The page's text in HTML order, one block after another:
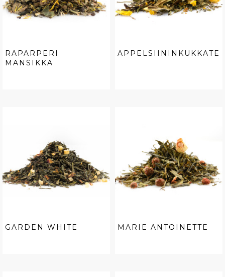
RAPARPERI
MANSIKKA
GARDEN WHITE MARIE ANTOINETTE